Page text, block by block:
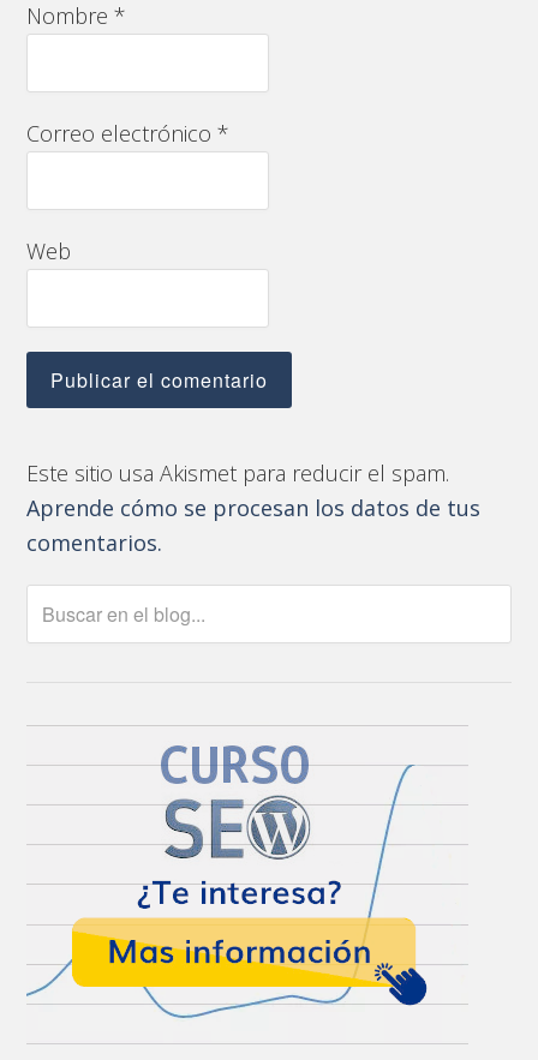
Nombre*
Correo electrónico*
Web
Este sitio usa Akismet para reducir el spam.
Aprende cómo se procesan los datos de tus
comentarios.